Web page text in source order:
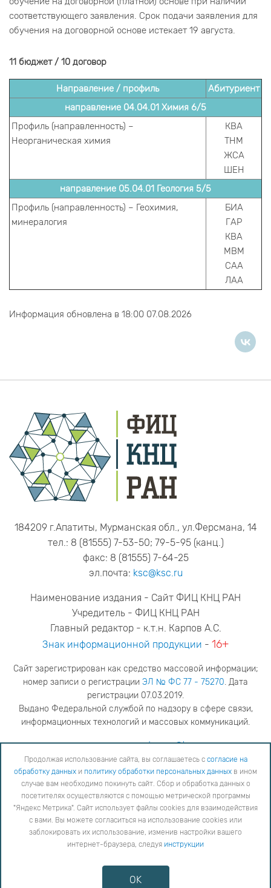
соответствующего заявления. Срок подачи заявления для
обучения на договорной основе истекает 19 августа.
11 бюджет / 10 договор
Направление / профиль
Абитуриент
направление 04.04.01 Химия 6/5
Профиль (направленность) –
Неорганическая химия
КВА
ТНМ
ЖСА
ШЕН
направление 05.04.01 Геология 5/5
Профиль (направленность) – Геохимия,
минералогия
БИА
ГАР
КВА
МВМ
САА
ЛАА
Информация обновлена в 18:00 07.08.2026
184209 г.Апатиты, Мурманская обл., ул.Ферсмана, 14
тел.: 8 (81555) 7-53-50; 79-5-95 (канц.)
факс: 8 (81555) 7-64-25
эл.почта: ksc@ksc.ru
Наименование издания - Сайт ФИЦ КНЦ РАН
Учредитель - ФИЦ КНЦ РАН
Главный редактор - к.т.н. Карпов А.С.
Знак информационной продукции - 16+
Сайт зарегистрирован как средство массовой информации;
номер записи о регистрации ЭЛ № ФС 77 - 75270. Дата
регистрации 07.03.2019.
Выдано Федеральной службой по надзору в сфере связи,
информационных технологий и массовых коммуникаций.
адрес редакцииya.stogova@ksc.ru
телефон редакции81555-79-516
Продолжая использование сайта, вы соглашаетесь с согласие на обработку данных
обработки персональных данных
в ином случае вам необходимо покинуть сайт. Сбор и обработка
данных о посетителях осуществляются с помощью метрической программы "Яндекс Метрика".
Сайт использует файлы cookies для взаимодействия с вами. Вы можете согласиться на
использование cookies или заблокировать их использование, изменив настройки вашего интернет-
Противодействие коррупции
Продолжая использование сайта, вы соглашаетесь с согласие на
обработку данных и политику обработки персональных данных в ином
случае вам необходимо покинуть сайт. Сбор и обработка данных о
посетителях осуществляются с помощью метрической программы
"Яндекс Метрика". Сайт использует файлы cookies для взаимодействия
с вами. Вы можете согласиться на использование cookies или
заблокировать их использование, изменив настройки вашего
интернет-браузера, следуя инструкции
OK